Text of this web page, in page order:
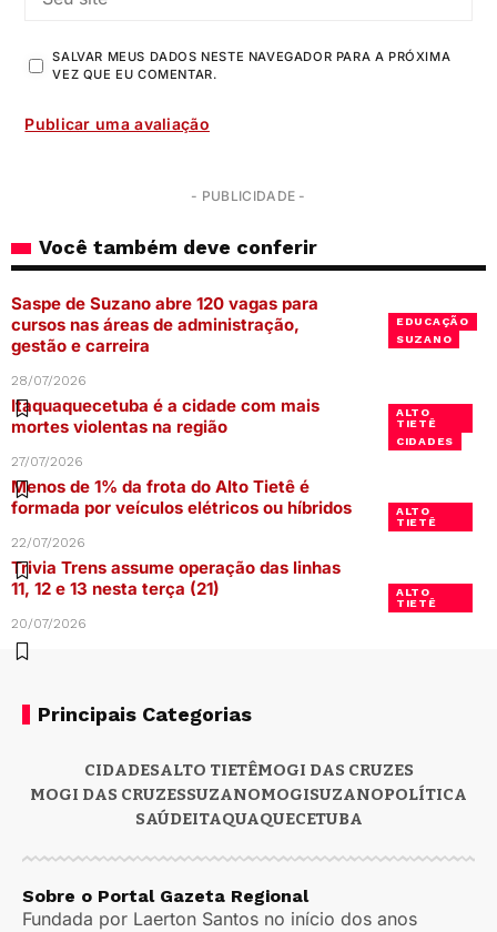
SALVAR MEUS DADOS NESTE NAVEGADOR PARA A PRÓXIMA
VEZ QUE EU COMENTAR.
- PUBLICIDADE -
Você também deve conferir
EDUCAÇÃO
SUZANO
Saspe de Suzano abre 120 vagas para
cursos nas áreas de administração,
gestão e carreira
28/07/2026
ALTO
TIETÊ
CIDADES
Itaquaquecetuba é a cidade com mais
mortes violentas na região
27/07/2026
ALTO
TIETÊ
Menos de 1% da frota do Alto Tietê é
formada por veículos elétricos ou híbridos
22/07/2026
ALTO
TIETÊ
Trivia Trens assume operação das linhas
11, 12 e 13 nesta terça (21)
20/07/2026
Principais Categorias
CIDADESALTO TIETÊMOGI DAS CRUZES
MOGI DAS CRUZESSUZANOMOGISUZANOPOLÍTICA
SAÚDEITAQUAQUECETUBA
Sobre o Portal Gazeta Regional
Fundada por Laerton Santos no início dos anos